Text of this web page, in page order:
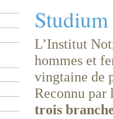
L’Institut
hommes et
vingtaine de
Reconnu par
trois